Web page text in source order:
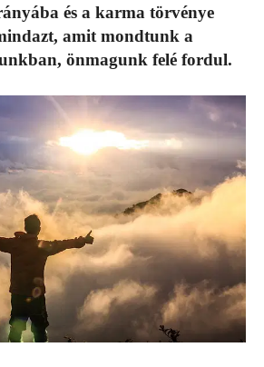
és a karma törvénye
amit mondtunk a
önmagunk felé fordul.